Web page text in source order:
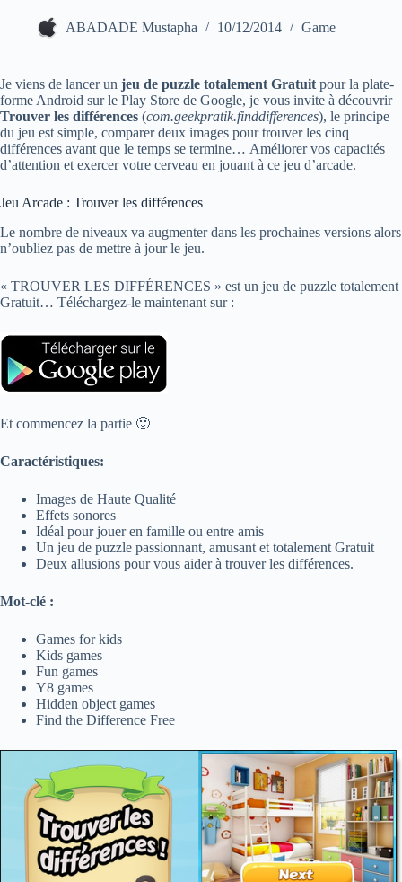
ABADADE Mustapha 10/12/2014 Game
Je viens de lancer un jeu de puzzle totalement Gratuit pour la plate-
forme Android sur le Play Store de Google, je vous invite à découvrir
Trouver les différences (com.geekpratik.finddifferences), le principe
du jeu est simple, comparer deux images pour trouver les cinq
différences avant que le temps se termine… Améliorer vos capacités
d’attention et exercer votre cerveau en jouant à ce jeu d’arcade.
Jeu Arcade : Trouver les différences
Le nombre de niveaux va augmenter dans les prochaines versions alors
n’oubliez pas de mettre à jour le jeu.
« TROUVER LES DIFFÉRENCES » est un jeu de puzzle totalement
Gratuit… Téléchargez-le maintenant sur :
Et commencez la partie 🙂
Caractéristiques:
Images de Haute Qualité
Effets sonores
Idéal pour jouer en famille ou entre amis
Un jeu de puzzle passionnant, amusant et totalement Gratuit
Deux allusions pour vous aider à trouver les différences.
Mot-clé :
Games for kids
Kids games
Fun games
Y8 games
Hidden object games
Find the Difference Free